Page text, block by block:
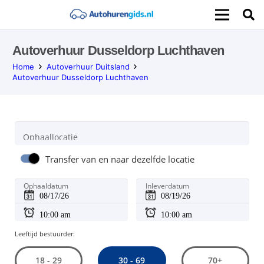
Autoverhuur Dusseldorp Luchthaven
Home
Autoverhuur Duitsland
Autoverhuur Dusseldorp Luchthaven
Ophaallocatie
Transfer van en naar dezelfde locatie
Ophaaldatum Inleverdatum
Leeftijd bestuurder:
18 - 29 30 - 69 70+